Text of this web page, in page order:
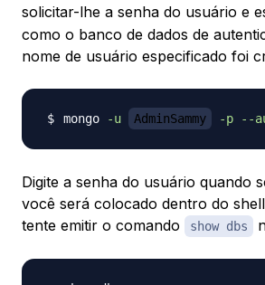
solicitar-lhe a senha do usuário e
como o banco de dados de
nome de usuário especificado foi
mongo -u AdminSammy -p --
Digite a senha do usuário quando
você será colocado dentro do
tente emitir o comando
show dbs